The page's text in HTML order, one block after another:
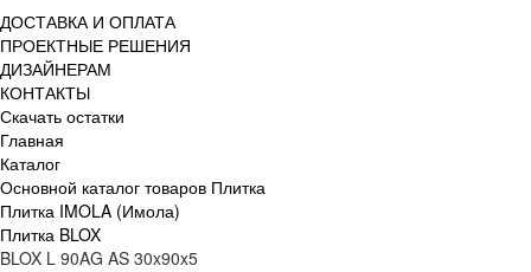
ДОСТАВКА И ОПЛАТА
ПРОЕКТНЫЕ РЕШЕНИЯ
ДИЗАЙНЕРАМ
КОНТАКТЫ
Скачать остатки
Главная
Каталог
Основной каталог товаров Плитка
Плитка IMOLA (Имола)
Плитка BLOX
BLOX L 90AG AS 30x90x5